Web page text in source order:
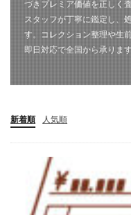
づきプレミア価値を正しく
スタッフが丁寧に鑑定し、
す。コレクション整理や生
即日対応で全国から承りま
新着順 人気順